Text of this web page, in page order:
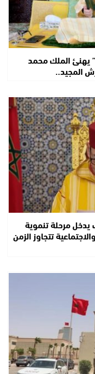
يهنئ الملك محمد
المجيد..
مرحلة تنموية
تتجاوز الزمن